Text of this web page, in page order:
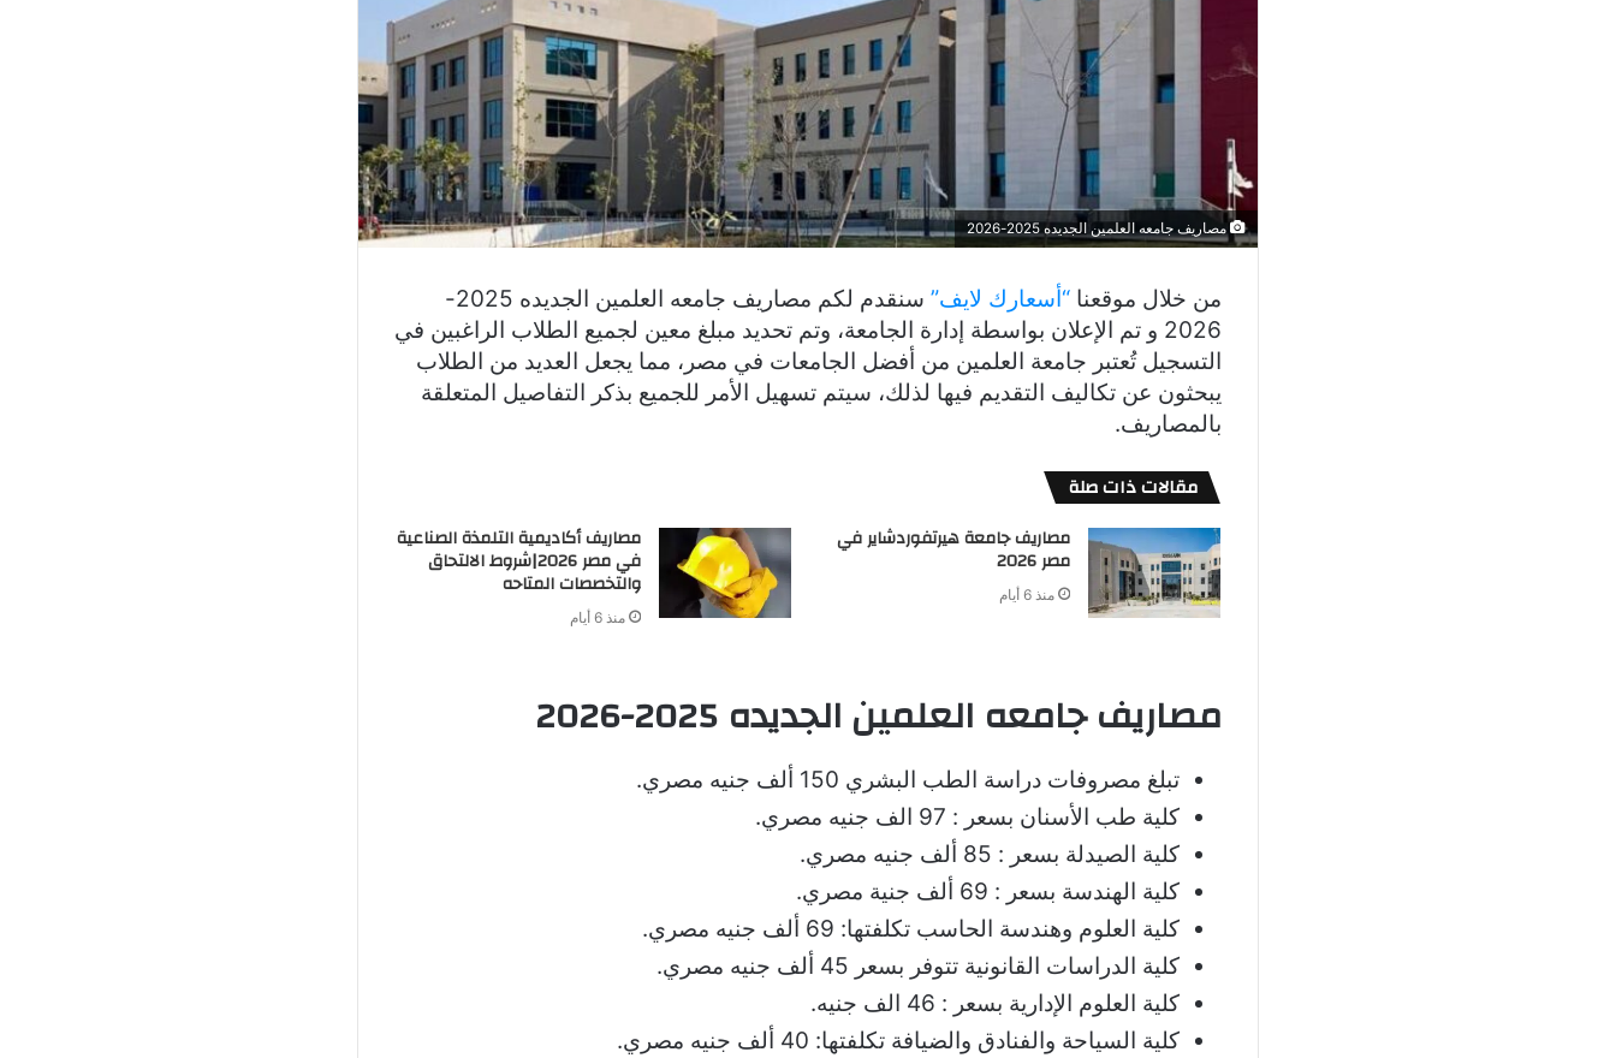
مصاريف جامعه العلمين الجديده 2025-2026
من خلال موقعنا “أسعارك لايف”
سنقدم لكم مصاريف جامعه العلمين الجديده 2025-
2026 و تم الإعلان بواسطة إدارة الجامعة، وتم تحديد مبلغ معين لجميع الطلاب الراغبين في
التسجيل تُعتبر جامعة العلمين من أفضل الجامعات في مصر، مما يجعل العديد من الطلاب
يبحثون عن تكاليف التقديم فيها لذلك، سيتم تسهيل الأمر للجميع بذكر التفاصيل المتعلقة
بالمصاريف.
مقالات ذات صلة
مصاريف جامعة هيرتفوردشاير في
مصر 2026
منذ 6 أيام
مصاريف أكاديمية التلمذة الصناعية
في مصر 2026|شروط الالتحاق
والتخصصات المتاحه
منذ 6 أيام
مصاريف جامعه العلمين الجديده 2025-2026
تبلغ مصروفات دراسة الطب البشري 150 ألف جنيه مصري.
كلية طب الأسنان بسعر : 97 الف جنيه مصري.
كلية الصيدلة بسعر : 85 ألف جنيه مصري.
كلية الهندسة بسعر : 69 ألف جنية مصري.
كلية العلوم وهندسة الحاسب تكلفتها: 69 ألف جنيه مصري.
كلية الدراسات القانونية تتوفر بسعر 45 ألف جنيه مصري.
كلية العلوم الإدارية بسعر : 46 الف جنيه.
كلية السياحة والفنادق والضيافة تكلفتها: 40 ألف جنيه مصري.